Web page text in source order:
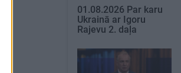
01.08.2026 Par karu
Ukrainā ar Igoru
Rajevu 2. daļa